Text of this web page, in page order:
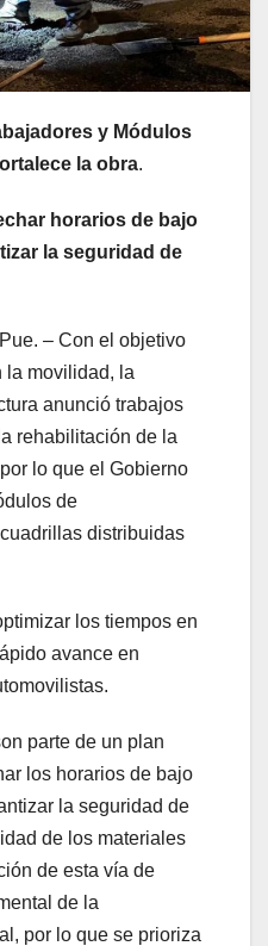
y Módulos
la obra.
horarios de bajo
la seguridad de
– Con el objetivo
la movilidad, la
anunció trabajos
rehabilitación de la
lo que el Gobierno
de
distribuidas
los tiempos en
avance en
parte de un plan
los horarios de bajo
la seguridad de
de los materiales
de esta vía de
de la
por lo que se prioriza